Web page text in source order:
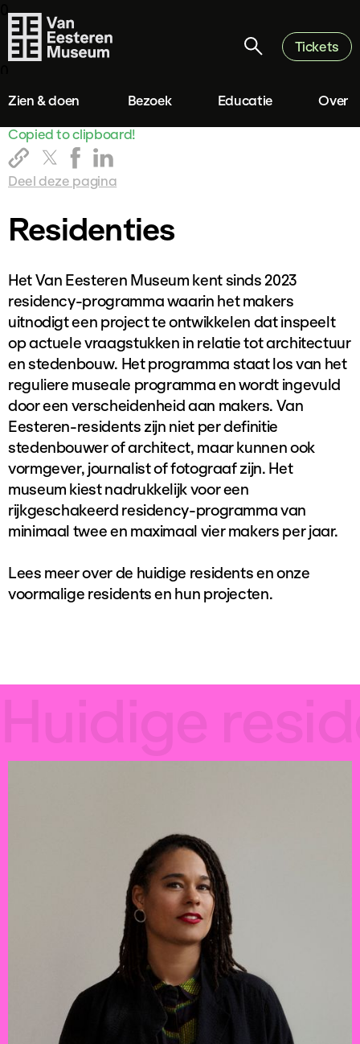
0
Tickets
Zien & doen Bezoek Educatie Over
Deel deze pagina
Copied to clipboard!
Residenties
Het Van Eesteren Museum kent sinds 2023
residency-programma waarin het makers
uitnodigt een project te ontwikkelen dat inspeelt
op actuele vraagstukken in relatie tot architectuur
en stedenbouw. Het programma staat los van het
reguliere museale programma en wordt ingevuld
door een verscheidenheid aan makers. Van
Eesteren-residents zijn niet per definitie
stedenbouwer of architect, maar kunnen ook
vormgever, journalist of fotograaf zijn. Het
museum kiest nadrukkelijk voor een
rijkgeschakeerd residency-programma van
minimaal twee en maximaal vier makers per jaar.
Lees meer over de huidige residents en onze
voormalige residents en hun projecten.